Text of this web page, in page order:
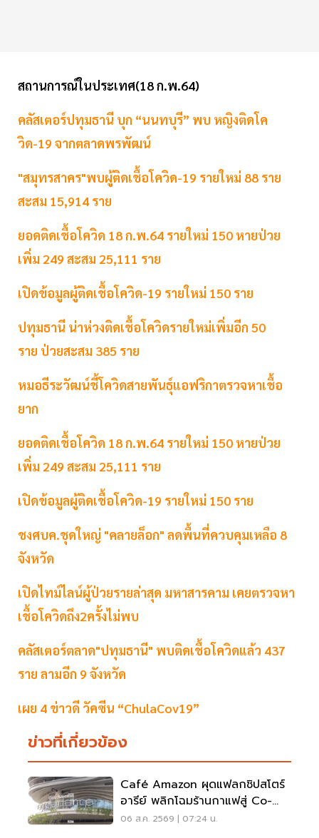
สถานการณ์ในประเทศ(18 ก.พ.64)
คลัสเตอร์ปทุมธานี บุก “นนทบุรี” พบ หญิงติดโค
วิด-19 จากตลาดพรพัฒน์
"สมุทรสาคร"พบผู้ติดเชื้อโควิด-19 รายใหม่ 88 ราย
สะสม 15,914 ราย
ยอดติดเชื้อโควิด 18 ก.พ.64 รายใหม่ 150 หายป่วย
เพิ่ม 249 สะสม 25,111 ราย
เปิดข้อมูลผู้ติดเชื้อโควิด-19 รายใหม่ 150 ราย
ปทุมธานี น่าห่วงติดเชื้อโควิดรายใหม่เพิ่มอีก 50
ราย ป่วยสะสม 385 ราย
หมอธีระวัฒน์ชี้โควิดสายพันธุ์แอฟริกาตรวจหาเชื้อ
ยาก
ยอดติดเชื้อโควิด 18 ก.พ.64 รายใหม่ 150 หายป่วย
เพิ่ม 249 สะสม 25,111 ราย
เปิดข้อมูลผู้ติดเชื้อโควิด-19 รายใหม่ 150 ราย
ชงศบค.ชุดใหญ่ "คลายล็อก" ลดพื้นที่ควบคุมเหลือ 8
จังหวัด
เปิดไทม์ไลน์ผู้ป่วยรายล่าสุด มหาสารคาม เคยตรวจหา
เชื้อโควิดถึง2ครั้งไม่พบ
คลัสเตอร์ตลาด"ปทุมธานี" พบติดเชื้อโควิดแล้ว 437
ราย ลามอีก 9 จังหวัด
เผย 4 ข่าวดี วัคซีน “ChulaCov19”
ข่าวที่เกี่ยวข้อง
Café Amazon ผุดแฟลกชิปสโตร์
อารีย์ พลิกโฉมร้านกาแฟสู่ Co-
Working Space ครบวงจร
06 ส.ค. 2569 | 07:24 น.